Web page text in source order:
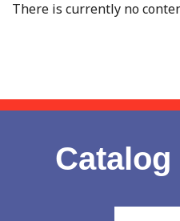
There is currently no